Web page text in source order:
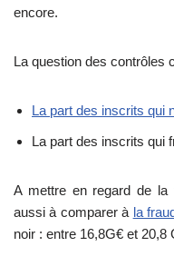
encore.
La question des contrôles
La part des inscrits qui
La part des inscrits qui
A mettre en regard de la
aussi à comparer à la
noir : entre 16,8G€ et 20,8